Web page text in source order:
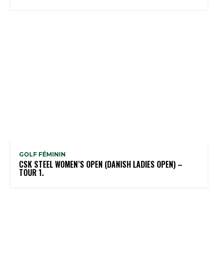
GOLF FÉMININ
CSK STEEL WOMEN’S OPEN (DANISH LADIES OPEN) –
TOUR 1.